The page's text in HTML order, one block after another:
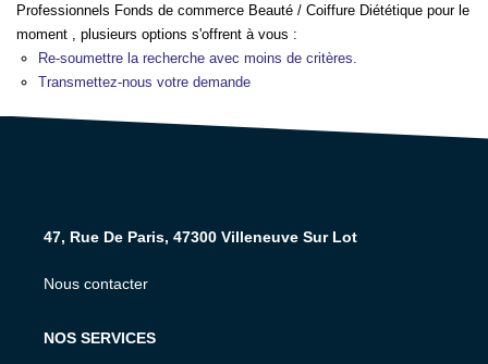
Estimation En Ligne Gratuite
Biens Vendus
NOS AGENCES
Créer une alerte
Professionnels Fonds de commerce Beauté / Coiffure Diététique pour le
moment , plusieurs options s'offrent à vous :
Re-soumettre la recherche avec moins de critères.
Transmettez-nous votre demande
47, Rue De Paris, 47300 Villeneuve Sur Lot
Nous contacter
NOS SERVICES